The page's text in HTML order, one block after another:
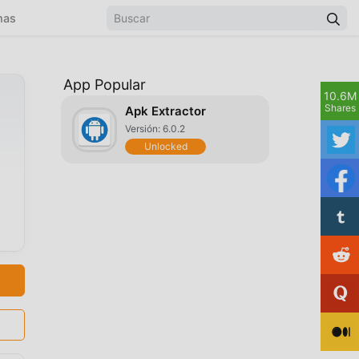
App Popular
Apk Extractor
Versión: 6.0.2
Unlocked
10.6M
Shares